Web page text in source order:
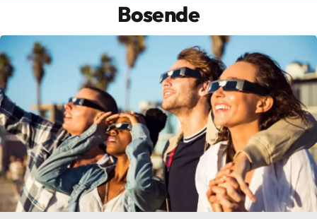
Memoria Histórica
Gastronomía
Escenarios
Sostenibilidad
Bosende